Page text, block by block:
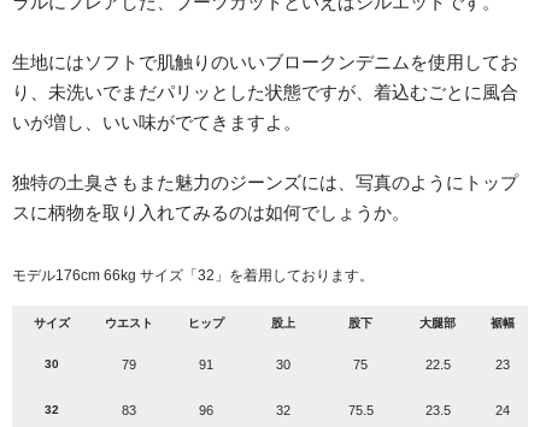
生地にはソフトで肌触りのいいブロークンデニムを使用してお
り、未洗いでまだパリッとした状態ですが、着込むごとに風合
いが増し、いい味がでてきますよ。
独特の土臭さもまた魅力のジーンズには、写真のようにトップ
スに柄物を取り入れてみるのは如何でしょうか。
モデル176cm 66kg サイズ「32」を着用しております。
サイズ ウエスト ヒップ 股上 股下 大腿部 裾幅
30 79 91 30 75 22.5 23
32 83 96 32 75.5 23.5 24